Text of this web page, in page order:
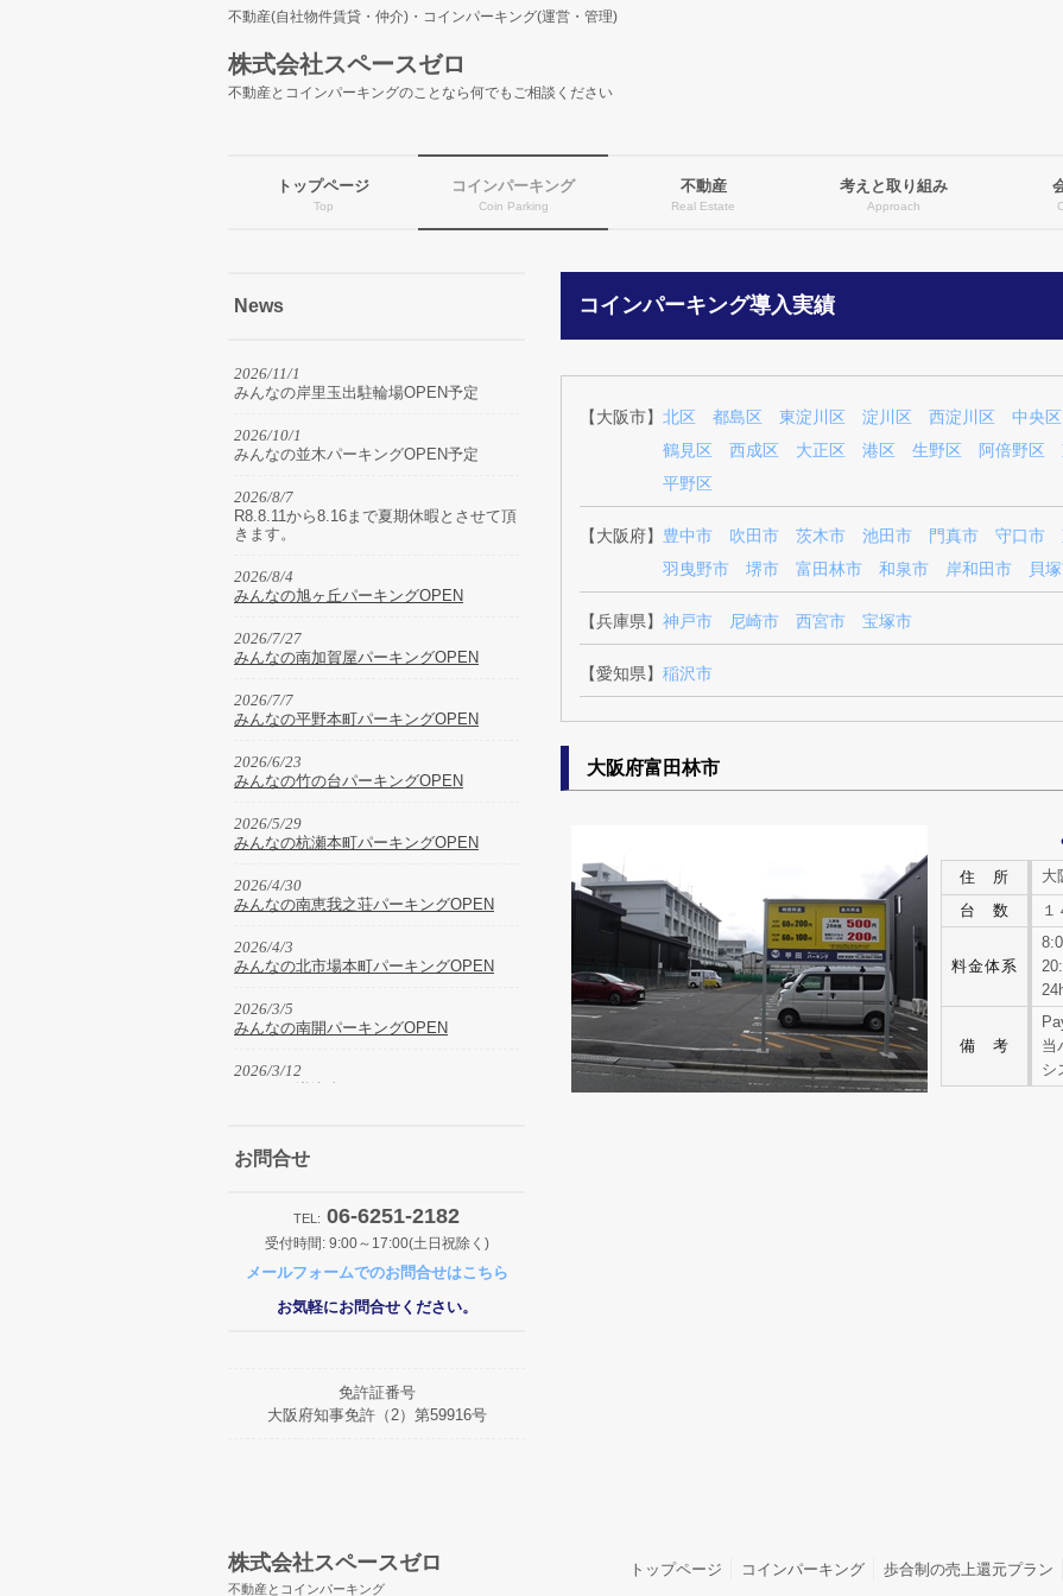
不動産(自社物件賃貸・仲介)・コインパーキング(運営・管理)
株式会社スペースゼロ
不動産とコインパーキングのことなら何でもご相談ください
トップページ
Top
コインパーキング
Coin Parking
不動産
Real Estate
考えと取り組み
Approach
コインパーキング導入実績
【大阪市】 北区 都島区 東淀川区 淀川区 西淀川区 中央区
鶴見区
西成区 大正区 港区 生野区 阿倍野区
平野区
【大阪府】 豊中市 吹田市 茨木市 池田市 門真市 守口市
羽曳野市
堺市 富田林市 和泉市 岸和田市 貝
【兵庫県】 神戸市 尼崎市 西宮市 宝塚市
【愛知県】 稲沢市
大阪府富田林市
住 所
大
台 数
１
料金体系
備 考
当
シ
News
2026/11/1
みんなの岸里玉出駐輪場OPEN予定
2026/10/1
みんなの並木パーキングOPEN予定
2026/8/7
R8.8.11から8.16まで夏期休暇とさせて頂
きます。
2026/8/4
みんなの旭ヶ丘パーキングOPEN
2026/7/27
みんなの南加賀屋パーキングOPEN
2026/7/7
みんなの平野本町パーキングOPEN
2026/6/23
みんなの竹の台パーキングOPEN
2026/5/29
みんなの杭瀬本町パーキングOPEN
2026/4/30
みんなの南恵我之荘パーキングOPEN
2026/4/3
みんなの北市場本町パーキングOPEN
2026/3/5
みんなの南開パーキングOPEN
2026/3/12
みんなの王子町パーキングOPEN
みんなの土佐堀パーキングリニューアル
2026/2/13
みんなの東貝塚駅前パーキングOPEN
て頂きます。
お問合せ
TEL: 06-6251-2182
受付時間: 9:00～17:00(土日祝除く)
メールフォームでのお問合せはこちら
お気軽にお問合せください。
免許証番号
大阪府知事免許（2）第59916号
株式会社スペースゼロ
不動産とコインパーキング
トップページ コインパーキング 歩合制の売上還元プラン